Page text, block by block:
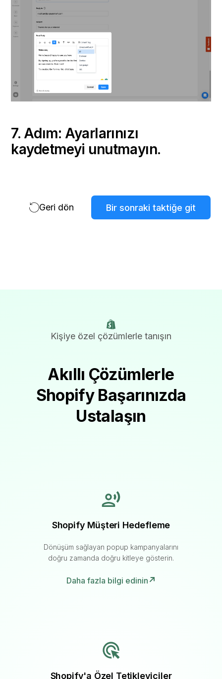
7. Adım: Ayarlarınızı
kaydetmeyi unutmayın.
Geri dön Bir sonraki taktiğe git
Kişiye özel çözümlerle tanışın
Akıllı Çözümlerle
Shopify Başarınızda
Ustalaşın
Shopify Müşteri Hedefleme
Dönüşüm sağlayan popup kampanyalarını
doğru zamanda doğru kitleye gösterin.
Daha fazla bilgi edinin
Shopify'a Özel Tetikleyiciler